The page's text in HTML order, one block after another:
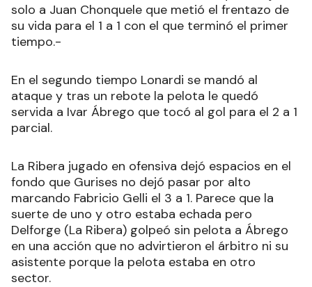
solo a Juan Chonquele que metió el frentazo de
su vida para el 1 a 1 con el que terminó el primer
tiempo.-
En el segundo tiempo Lonardi se mandó al
ataque y tras un rebote la pelota le quedó
servida a Ivar Ábrego que tocó al gol para el 2 a 1
parcial.
La Ribera jugado en ofensiva dejó espacios en el
fondo que Gurises no dejó pasar por alto
marcando Fabricio Gelli el 3 a 1. Parece que la
suerte de uno y otro estaba echada pero
Delforge (La Ribera) golpeó sin pelota a Ábrego
en una acción que no advirtieron el árbitro ni su
asistente porque la pelota estaba en otro
sector.